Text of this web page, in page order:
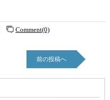
Comment(0)
前の投稿へ